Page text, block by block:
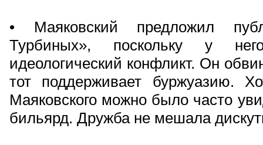
• Маяковский предложил
Турбиных», поскольку у
идеологический конфликт. Он
тот поддерживает буржуазию.
Маяковского можно было часто
бильярд. Дружба не мешала